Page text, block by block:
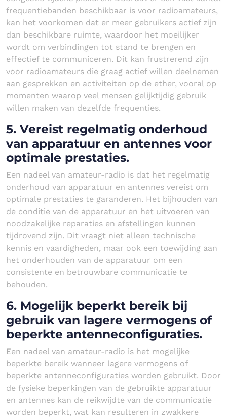
frequentiebanden beschikbaar is voor radioamateurs,
kan het voorkomen dat er meer gebruikers actief zijn
dan beschikbare ruimte, waardoor het moeilijker
wordt om verbindingen tot stand te brengen en
effectief te communiceren. Dit kan frustrerend zijn
voor radioamateurs die graag actief willen deelnemen
aan gesprekken en activiteiten op de ether, vooral op
momenten waarop veel mensen gelijktijdig gebruik
willen maken van dezelfde frequenties.
5. Vereist regelmatig onderhoud
van apparatuur en antennes voor
optimale prestaties.
Een nadeel van amateur-radio is dat het regelmatig
onderhoud van apparatuur en antennes vereist om
optimale prestaties te garanderen. Het bijhouden van
de conditie van de apparatuur en het uitvoeren van
noodzakelijke reparaties en afstellingen kunnen
tijdrovend zijn. Dit vraagt niet alleen technische
kennis en vaardigheden, maar ook een toewijding aan
het onderhouden van de apparatuur om een
consistente en betrouwbare communicatie te
behouden.
6. Mogelijk beperkt bereik bij
gebruik van lagere vermogens of
beperkte antenneconfiguraties.
Een nadeel van amateur-radio is het mogelijke
beperkte bereik wanneer lagere vermogens of
beperkte antenneconfiguraties worden gebruikt. Door
de fysieke beperkingen van de gebruikte apparatuur
en antennes kan de reikwijdte van de communicatie
worden beperkt, wat kan resulteren in zwakkere